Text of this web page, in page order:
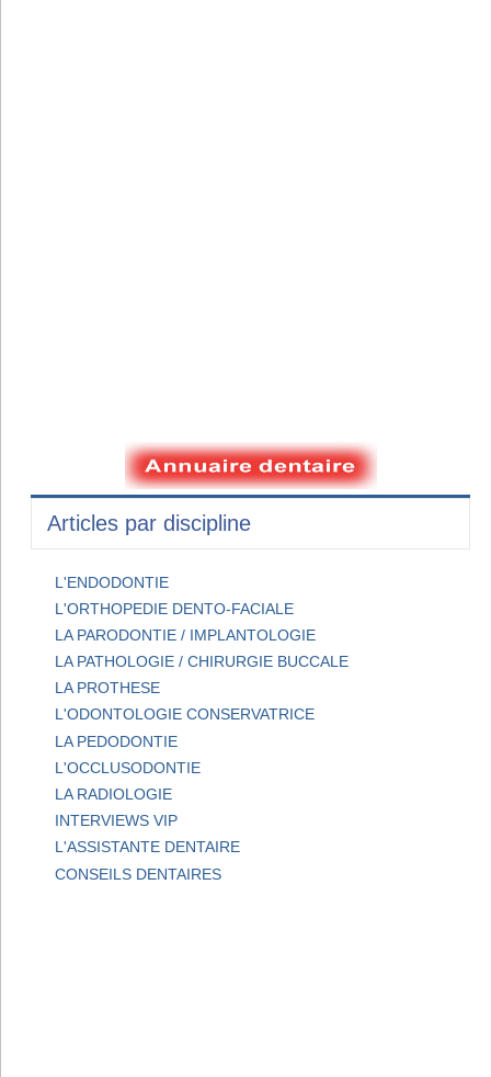
Articles par discipline
L'ENDODONTIE
L'ORTHOPEDIE DENTO-FACIALE
LA PARODONTIE / IMPLANTOLOGIE
LA PATHOLOGIE / CHIRURGIE BUCCALE
LA PROTHESE
L'ODONTOLOGIE CONSERVATRICE
LA PEDODONTIE
L'OCCLUSODONTIE
LA RADIOLOGIE
INTERVIEWS VIP
L'ASSISTANTE DENTAIRE
CONSEILS DENTAIRES